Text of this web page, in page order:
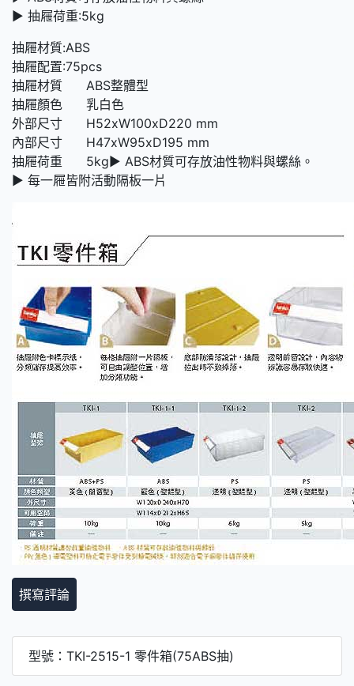
► 抽屜荷重:5kg
抽屜材質:ABS
抽屜配置:75pcs
抽屜材質 ABS整體型
抽屜顏色 乳白色
外部尺寸 H52xW100xD220 mm
內部尺寸 H47xW95xD195 mm
抽屜荷重 5kg► ABS材質可存放油性物料與螺絲。
► 每一屜皆附活動隔板一片
撰寫評論
型號：TKI-2515-1 零件箱(75ABS抽)